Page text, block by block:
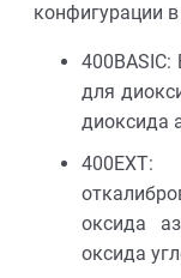
конфигурации
для
диоксида
оксида
оксида